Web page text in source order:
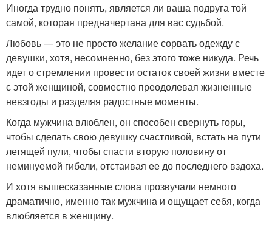
Иногда трудно понять, является ли ваша подруга той
самой, которая предначертана для вас судьбой.
Любовь — это не просто желание сорвать одежду с
девушки, хотя, несомненно, без этого тоже никуда. Речь
идет о стремлении провести остаток своей жизни вместе
с этой женщиной, совместно преодолевая жизненные
невзгоды и разделяя радостные моменты.
Когда мужчина влюблен, он способен свернуть горы,
чтобы сделать свою девушку счастливой, встать на пути
летящей пули, чтобы спасти вторую половину от
неминуемой гибели, отстаивая ее до последнего вздоха.
И хотя вышесказанные слова прозвучали немного
драматично, именно так мужчина и ощущает себя, когда
влюбляется в женщину.